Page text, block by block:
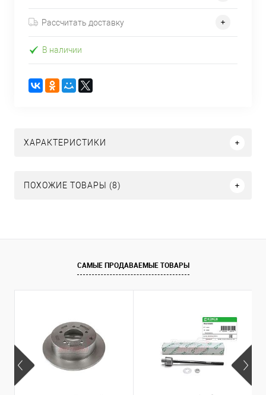
Рассчитать доставку
В наличии
ХАРАКТЕРИСТИКИ
ПОХОЖИЕ ТОВАРЫ (8)
САМЫЕ ПРОДАВАЕМЫЕ ТОВАРЫ